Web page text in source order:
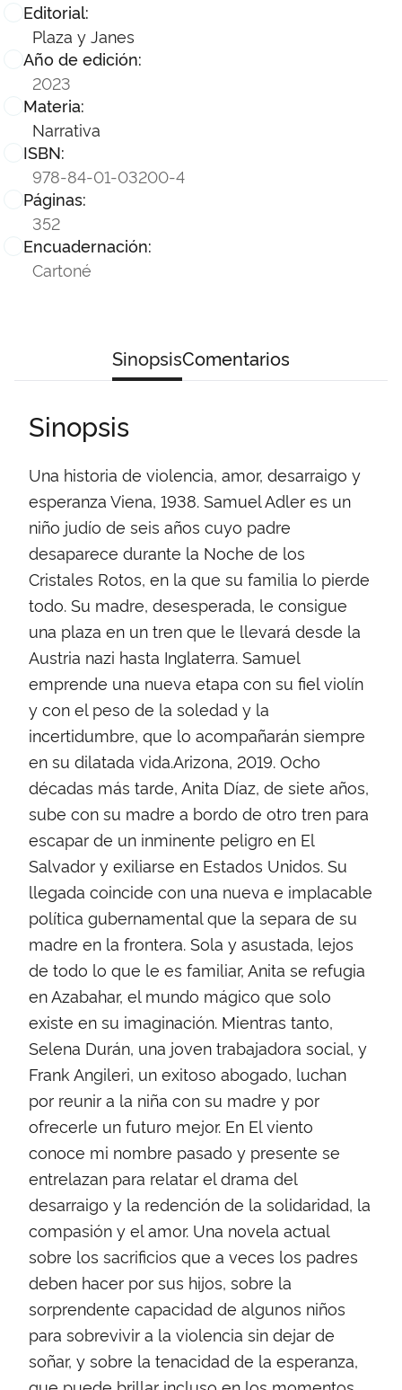
Editorial:
Plaza y Janes
Año de edición:
2023
Materia:
Narrativa
ISBN:
978-84-01-03200-4
Páginas:
352
Encuadernación:
Cartoné
SinopsisComentarios
Sinopsis
Una historia de violencia, amor, desarraigo y
esperanza Viena, 1938. Samuel Adler es un
niño judío de seis años cuyo padre
desaparece durante la Noche de los
Cristales Rotos, en la que su familia lo pierde
todo. Su madre, desesperada, le consigue
una plaza en un tren que le llevará desde la
Austria nazi hasta Inglaterra. Samuel
emprende una nueva etapa con su fiel violín
y con el peso de la soledad y la
incertidumbre, que lo acompañarán siempre
en su dilatada vida.Arizona, 2019. Ocho
décadas más tarde, Anita Díaz, de siete años,
sube con su madre a bordo de otro tren para
escapar de un inminente peligro en El
Salvador y exiliarse en Estados Unidos. Su
llegada coincide con una nueva e implacable
política gubernamental que la separa de su
madre en la frontera. Sola y asustada, lejos
de todo lo que le es familiar, Anita se refugia
en Azabahar, el mundo mágico que solo
existe en su imaginación. Mientras tanto,
Selena Durán, una joven trabajadora social, y
Frank Angileri, un exitoso abogado, luchan
por reunir a la niña con su madre y por
ofrecerle un futuro mejor. En El viento
conoce mi nombre pasado y presente se
entrelazan para relatar el drama del
desarraigo y la redención de la solidaridad, la
compasión y el amor. Una novela actual
sobre los sacrificios que a veces los padres
deben hacer por sus hijos, sobre la
sorprendente capacidad de algunos niños
para sobrevivir a la violencia sin dejar de
soñar, y sobre la tenacidad de la esperanza,